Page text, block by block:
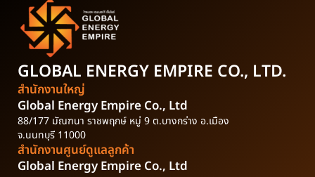
GLOBAL ENERGY EMPIRE CO., LTD.
สำนักงานใหญ่
Global Energy Empire Co., Ltd
88/177 มัณฑนา ราชพฤกษ์ หมู่ 9 ต.บางกร่าง อ.เมือง
จ.นนทบุรี 11000
สำนักงานศูนย์ดูแลลูกค้า
Global Energy Empire Co., Ltd